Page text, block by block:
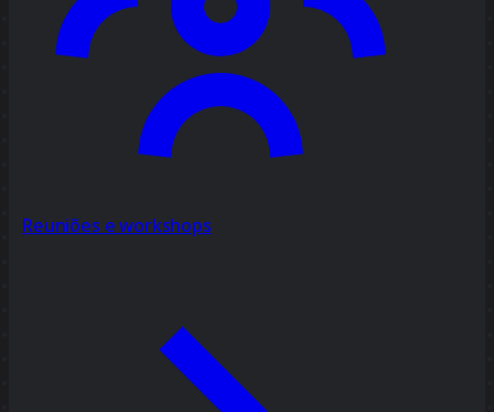
Reuniões e workshops